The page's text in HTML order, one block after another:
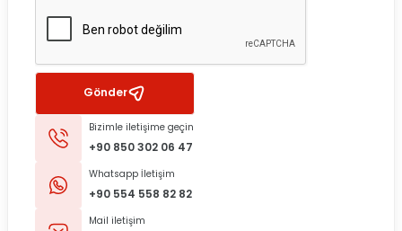
Gönder
Bizimle iletişime geçin
+90 850 302 06 47
Whatsapp İletişim
+90 554 558 82 82
Mail iletişim